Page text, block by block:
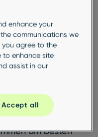
Agentur
aus zwei
am besten
enhance your
communications we
you agree to the
to enhance site
assist in our
Accept all